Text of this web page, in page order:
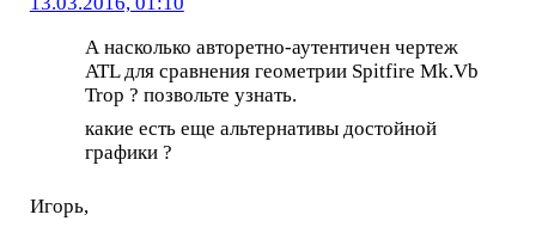
А насколько авторетно-аутентичен чертеж
ATL для сравнения геометрии Spitfire Mk.Vb
Trop ? позвольте узнать.
какие есть еще альтернативы достойной
графики ?
Игорь,